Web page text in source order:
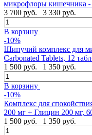
микрофлоры кишечника
3 700 руб.
3 330 руб.
В корзину
-10%
Шипучий комплекс для
Carbonated Tablets, 12
1 500 руб.
1 350 руб.
В корзину
-10%
Комплекс для
200 мг + Глицин 200 мг,
1 500 руб.
1 350 руб.